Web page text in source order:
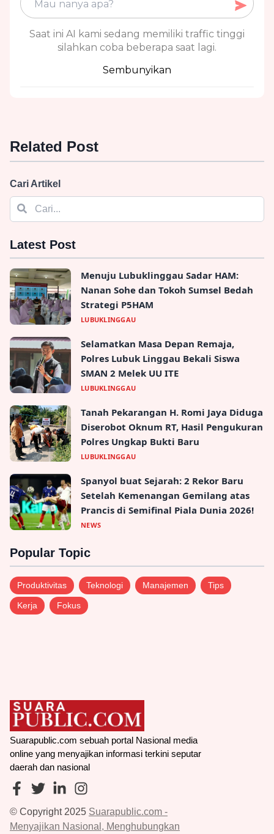
Saat ini AI kami sedang memiliki traffic tinggi
silahkan coba beberapa saat lagi.
Sembunyikan
Related Post
Cari Artikel
Latest Post
Menuju Lubuklinggau Sadar HAM:
Nanan Sohe dan Tokoh Sumsel Bedah
Strategi P5HAM
LUBUKLINGGAU
Selamatkan Masa Depan Remaja,
Polres Lubuk Linggau Bekali Siswa
SMAN 2 Melek UU ITE
LUBUKLINGGAU
Tanah Pekarangan H. Romi Jaya Diduga
Diserobot Oknum RT, Hasil Pengukuran
Polres Ungkap Bukti Baru
LUBUKLINGGAU
Spanyol buat Sejarah: 2 Rekor Baru
Setelah Kemenangan Gemilang atas
Prancis di Semifinal Piala Dunia 2026!
NEWS
Popular Topic
Produktivitas Teknologi Manajemen Tips
Kerja Fokus
Suarapublic.com sebuah portal Nasional media
online yang menyajikan informasi terkini seputar
daerah dan nasional
© Copyright 2025 Suarapublic.com -
Menyajikan Nasional, Menghubungkan